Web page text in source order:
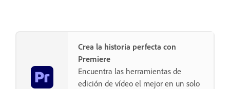
Crea la historia perfecta con
Premiere
Encuentra las herramientas de
edición de vídeo el mejor en un solo